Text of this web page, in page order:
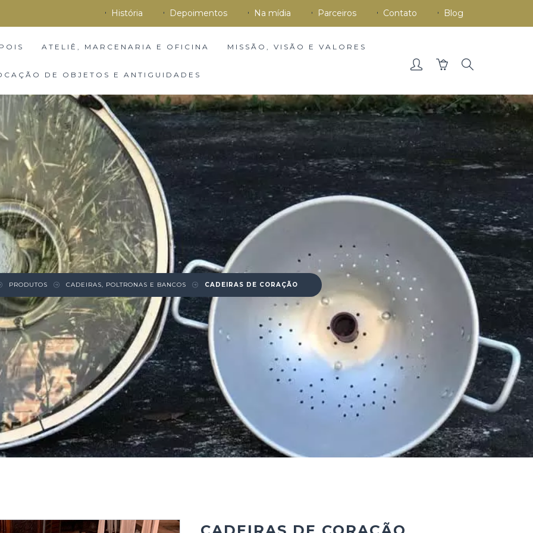
História Depoimentos Na mídia Parceiros Contato Blog
ATELIÊ, MARCENARIA E OFICINA MISSÃO, VISÃO E VALORES
DE OBJETOS E ANTIGUIDADES
PRODUTOS CADEIRAS, POLTRONAS E BANCOS CADEIRAS DE CORAÇÃO